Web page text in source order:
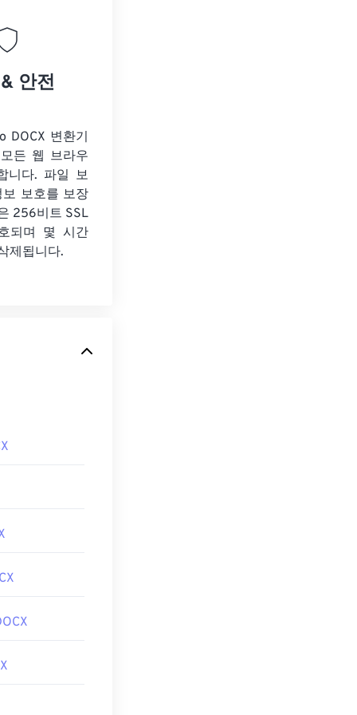
안전
DOCX 변환기
든 웹 브라우
니다. 파일 보
보호를 보장
256비트 SSL
되며 몇 시간
제됩니다.